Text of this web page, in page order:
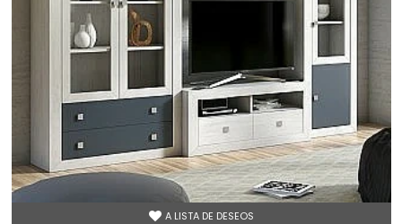
A LISTA DE DESEOS